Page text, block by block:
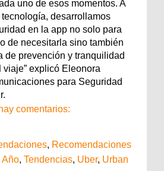
uno de esos momentos. A
desarrollamos
en la app no solo para
de necesitarla sino también
de prevención y tranquilidad
explicó Eleonora
para Seguridad
comentarios:
, Recomendaciones
Año, Tendencias, Uber, Urban